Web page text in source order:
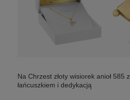
Na Chrzest złoty wisiorek anioł 585 z
łańcuszkiem i dedykacją